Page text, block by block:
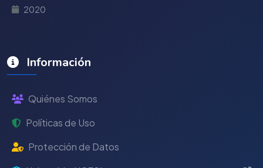
2020
Información
Quiénes Somos
Políticas de Uso
Protección de Datos